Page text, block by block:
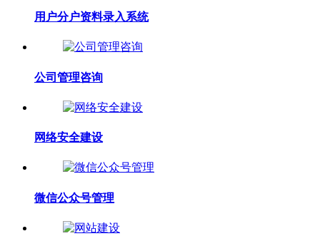
用户分户资料录入系统
公司管理咨询
网络安全建设
微信公众号管理